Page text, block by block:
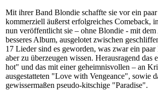
Mit ihrer Band Blondie schaffte sie vor ein
kommerziell äußerst erfolgreiches Comeback,
nun veröffentlicht sie – ohne Blondie - mit
besseres Album, ausgelotet zwischen
17 Lieder sind es geworden, was zwar ein
aber zu überzeugen wissen. Herausragend das
hot" und das mit einer geheimnisvollen – an
ausgestatteten "Love with Vengeance", sowie
gewissermaßen pseudo-kitschige "Paradise".